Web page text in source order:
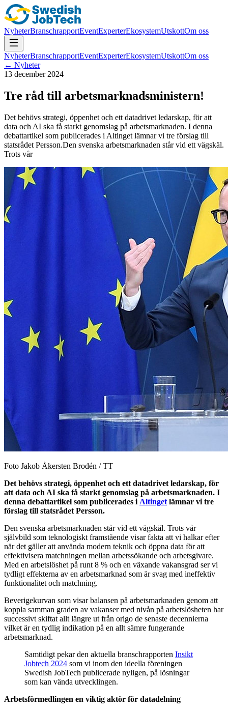
NyheterBranschrapportEventExperterEkosystemUtskottOm oss
NyheterBranschrapportEventExperterEkosystemUtskottOm oss
← Nyheter
13 december 2024
Tre råd till arbetsmarknadsministern!
Det behövs strategi, öppenhet och ett datadrivet ledarskap, för att
data och AI ska få starkt genomslag på arbetsmarknaden. I denna
debattartikel som publicerades i Altinget lämnar vi tre förslag till
statsrådet Persson.Den svenska arbetsmarknaden står vid ett vägskäl.
Trots vår
Foto Jakob Åkersten Brodén / TT
Det behövs strategi, öppenhet och ett datadrivet ledarskap, för
att data och AI ska få starkt genomslag på arbetsmarknaden. I
denna debattartikel som publicerades i Altinget lämnar vi tre
förslag till statsrådet Persson.
Den svenska arbetsmarknaden står vid ett vägskäl. Trots vår
självbild som teknologiskt framstående visar fakta att vi halkar efter
när det gäller att använda modern teknik och öppna data för att
effektivisera matchningen mellan arbetssökande och arbetsgivare.
Med en arbetslöshet på runt 8 % och en växande vakansgrad ser vi
tydligt effekterna av en arbetsmarknad som är svag med ineffektiv
funktionalitet och matchning.
Beverigekurvan som visar balansen på arbetsmarknaden genom att
koppla samman graden av vakanser med nivån på arbetslösheten har
successivt skiftat allt längre ut från origo de senaste decennierna
vilket är en tydlig indikation på en allt sämre fungerande
arbetsmarknad.
Samtidigt pekar den aktuella branschrapporten Insikt
Jobtech 2024 som vi inom den ideella föreningen
Swedish JobTech publicerade nyligen, på lösningar
som kan vända utvecklingen.
Arbetsförmedlingen en viktig aktör för datadelning